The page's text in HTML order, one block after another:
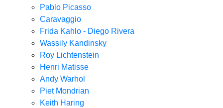
Pablo Picasso
Caravaggio
Frida Kahlo - Diego Rivera
Wassily Kandinsky
Roy Lichtenstein
Henri Matisse
Andy Warhol
Piet Mondrian
Keith Haring